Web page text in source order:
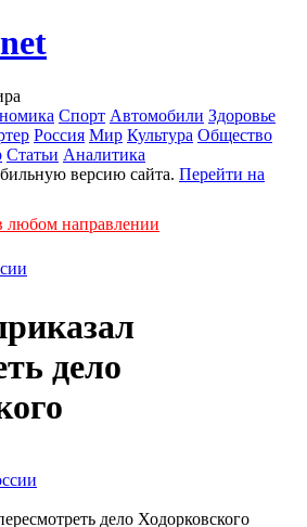
Спорт Автомобили Здоровье
Россия Мир Культура Общество
Статьи Аналитика
версию сайта. Перейти на
любом направлении
дело